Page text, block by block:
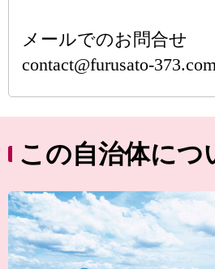
メールでのお問合せ
contact@furusato-
この自治体につ